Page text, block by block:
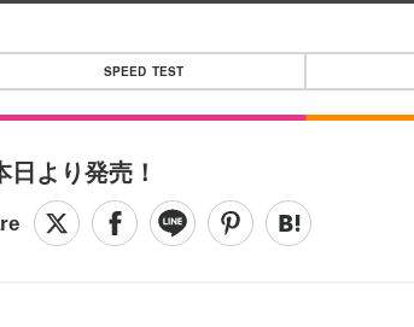
SPEED TEST
より発売！